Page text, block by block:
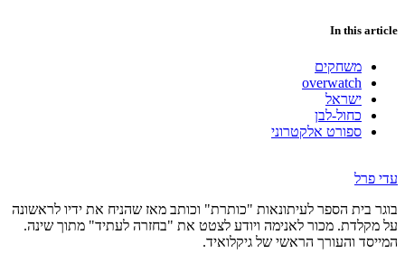
In this article
משחקים
overwatch
ישראל
כחול-לבן
ספורט אלקטרוני
עדי פרל
בוגר בית הספר לעיתונאות "כותרת" וכותב מאז שהניח את ידיו לראשונה
על מקלדת. מכור לאנימה ויודע לצטט את "בחזרה לעתיד" מתוך שינה.
המייסד והעורך הראשי של גיקלואיד.